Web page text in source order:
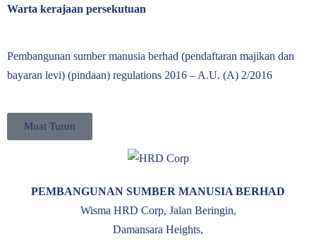
Warta kerajaan persekutuan
Pembangunan sumber manusia berhad (pendaftaran majikan dan
bayaran levi) (pindaan) regulations 2016 – A.U. (A) 2/2016
Muat Turun
PEMBANGUNAN SUMBER MANUSIA BERHAD
Wisma HRD Corp, Jalan Beringin,
Damansara Heights,